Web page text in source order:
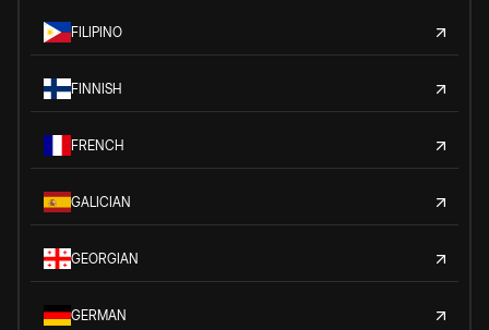
FILIPINO
FINNISH
FRENCH
GALICIAN
GEORGIAN
GERMAN